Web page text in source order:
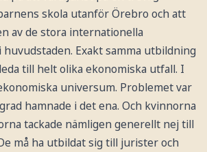
skola utanför Örebro och att
av de stora internationella
Exakt samma utbildning
till helt olika ekonomiska utfall. I
universum. Problemet var
hamnade i det ena. Och kvinnorna
tackade nämligen generellt nej till
må ha utbildat sig till jurister och